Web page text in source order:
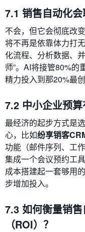
7.1 销售自动化会
不会，但它会彻底改
将不再是依靠体力打
化流程、分析数据、
师”。AI将接管80%的
精力投入到那20%最
7.2 中小企业预算
最经济的起步方式是
心，比如纷享销客
功能（邮件序列、工
集成一个会议预约工
成本搭建起一套够用
步增加投入。
7.3 如何衡量销
（ROI）？